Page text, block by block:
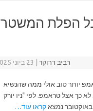
הפלת המשטר
רביב דרוקר 23 ביוני 2025
יותר טוב אולי ממה שהנשיא
כך אצל טראמפ. לפי "ניו יורק
קראו עוד…